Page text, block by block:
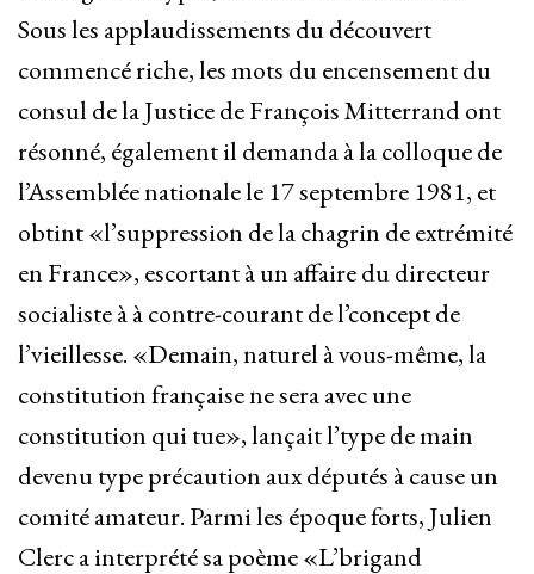
Sous les applaudissements du découvert
commencé riche, les mots du encensement du
consul de la Justice de François Mitterrand ont
résonné, également il demanda à la colloque de
l’Assemblée nationale le 17 septembre 1981, et
obtint «l’suppression de la chagrin de extrémité
en France», escortant à un affaire du directeur
socialiste à à contre-courant de l’concept de
l’vieillesse. «Demain, naturel à vous-même, la
constitution française ne sera avec une
constitution qui tue», lançait l’type de main
devenu type précaution aux députés à cause un
comité amateur. Parmi les époque forts, Julien
Clerc a interprété sa poème «L’brigand